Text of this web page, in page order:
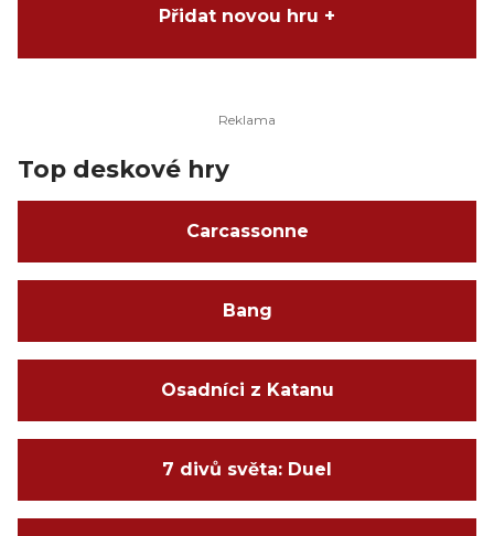
Přidat novou hru +
Top deskové hry
Carcassonne
Bang
Osadníci z Katanu
7 divů světa: Duel